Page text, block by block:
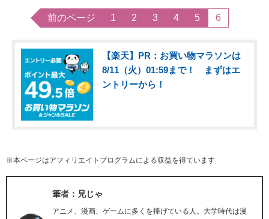
前のページ 1 2 3 4 5 6
【楽天】PR：お買い物マラソンは
8/11（火）01:59まで！ まずはエ
ントリーから！
※本ページはアフィリエイトプログラムによる収益を得ています
筆者：兄じゃ
アニメ、漫画、ゲームに多くを捧げている人。大学時代は漫